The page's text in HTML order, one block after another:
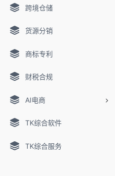
跨境仓储
货源分销
商标专利
财税合规
AI电商
TK综合软件
TK综合服务